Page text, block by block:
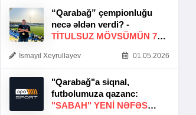
“Qarabağ” çempionluğu
necə əldən verdi? -
TITULSUZ MÖVSÜMÜN 7
İsmayıl Xeyrullayev 01.05.2026
"Qarabağ"a siqnal,
futbolumuza qazanc:
"SABAH" YENI NƏFƏS